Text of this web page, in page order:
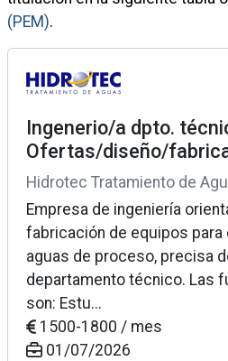
(PEM).
Ingenerio/a dpto.
Ofertas/diseño/
Hidrotec Tratamiento de
Empresa de ingeniería
fabricación de equipos para
aguas de proceso, precisa
departamento técnico. Las
son: Estu...
1500-1800 / mes
01/07/2026